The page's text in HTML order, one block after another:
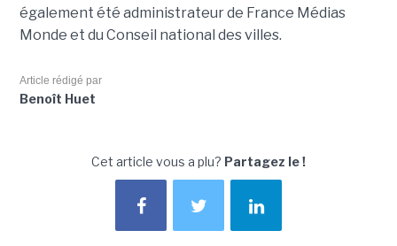
également été administrateur de France Médias
Monde et du Conseil national des villes.
Article rédigé par
Benoît Huet
Cet article vous a plu? Partagez le !